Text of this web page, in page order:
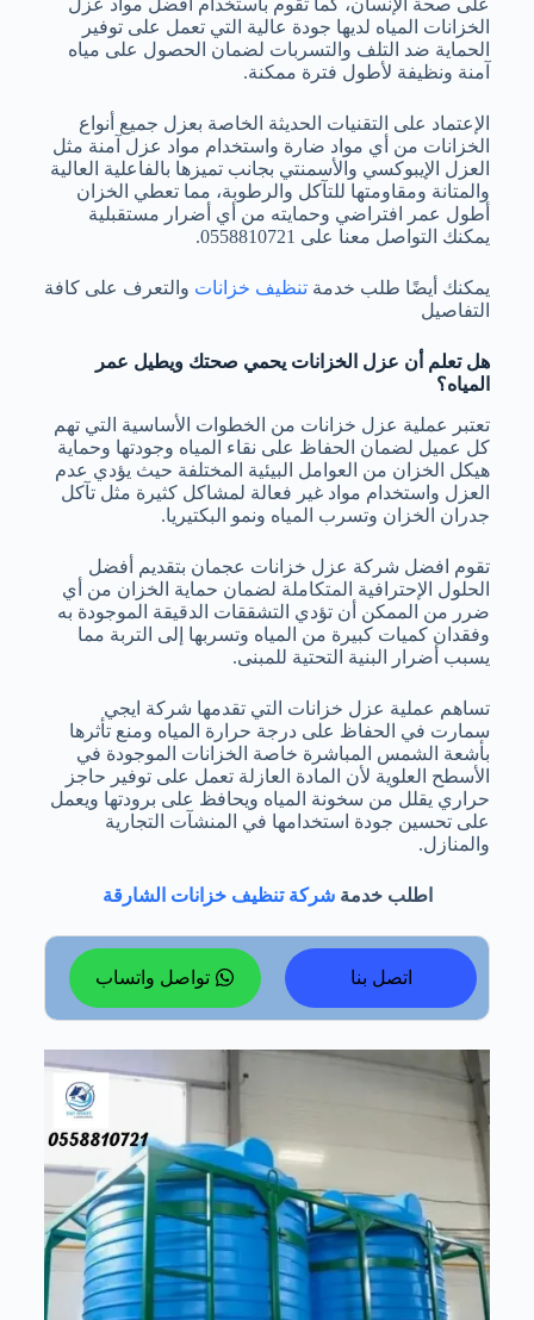
الخزانات المياه لديها جودة عالية التي تعمل على توفير
الحماية ضد التلف والتسربات لضمان الحصول على مياه
آمنة ونظيفة لأطول فترة ممكنة.
الإعتماد على التقنيات الحديثة الخاصة بعزل جميع أنواع
الخزانات من أي مواد ضارة واستخدام مواد عزل آمنة مثل
العزل الإيبوكسي والأسمنتي بجانب تميزها بالفاعلية العالية
والمتانة ومقاومتها للتآكل والرطوبة، مما تعطي الخزان
أطول عمر افتراضي وحمايته من أي أضرار مستقبلية
يمكنك التواصل معنا على 0558810721
.
يمكنك أيضًا طلب خدمة تنظيف خزانات والتعرف على كافة
التفاصيل
هل تعلم أن عزل الخزانات يحمي صحتك ويطيل عمر
المياه؟
تعتبر عملية عزل خزانات من الخطوات الأساسية التي تهم
كل عميل لضمان الحفاظ على نقاء المياه وجودتها وحماية
هيكل الخزان من العوامل البيئية المختلفة حيث يؤدي عدم
العزل واستخدام مواد غير فعالة لمشاكل كثيرة مثل تآكل
جدران الخزان وتسرب المياه ونمو البكتيريا.
تقوم افضل شركة عزل خزانات عجمان بتقديم أفضل
الحلول الإحترافية المتكاملة لضمان حماية الخزان من أي
ضرر من الممكن أن تؤدي التشققات الدقيقة الموجودة به
وفقدان كميات كبيرة من المياه وتسربها إلى التربة مما
يسبب أضرار البنية التحتية للمبنى.
تساهم عملية عزل خزانات التي تقدمها شركة ايجي
سمارت في الحفاظ على درجة حرارة المياه ومنع تأثرها
بأشعة الشمس المباشرة خاصة الخزانات الموجودة في
الأسطح العلوية لأن المادة العازلة تعمل على توفير حاجز
حراري يقلل من سخونة المياه ويحافظ على برودتها ويعمل
على تحسين جودة استخدامها في المنشآت التجارية
والمنازل.
اطلب خدمةشركة تنظيف خزانات الشارقة
اتصل بنا تواصل واتساب